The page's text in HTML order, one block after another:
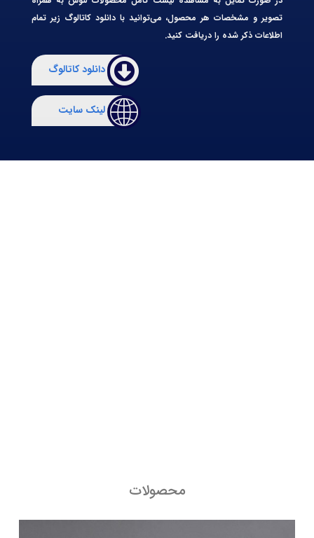
تصویر و مشخصات هر محصول، می‌توانید با دانلود کاتالوگ زیر تمام
اطلاعات ذکر شده را دریافت کنید.
دانلود کاتالوگ
لینک سایت
محصولات